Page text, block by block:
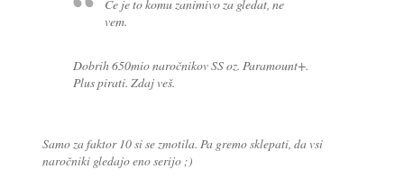
Če je to komu zanimivo za gledat, ne
vem.
Dobrih 650mio naročnikov SS oz. Paramount+.
Plus pirati. Zdaj veš.
Samo za faktor 10 si se zmotila. Pa gremo sklepati, da vsi
naročniki gledajo eno serijo ;)